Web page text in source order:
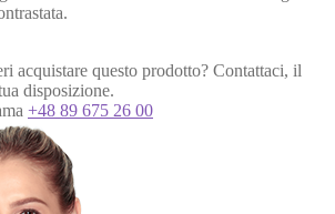
acquistare questo prodotto? Contattaci, il
disposizione.
+48 89 675 26 00